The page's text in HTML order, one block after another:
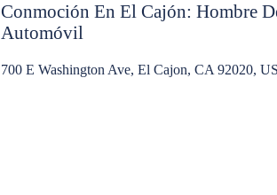
Conmoción En El Cajón: Hombre
Automóvil
700 E Washington Ave, El Cajon, CA 92020,